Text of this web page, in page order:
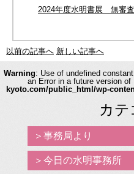
2024年度水明書展 無審
以前の記事へ 新しい記事へ
Warning: Use of undefined
an Error in a future version of
kyoto.com/public_html/wp-
カテ
事務局より
今日の水明事務所